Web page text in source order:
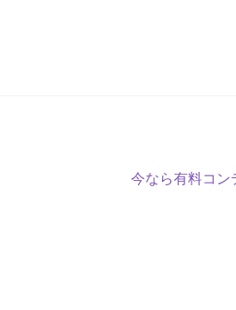
次
今なら有料コン